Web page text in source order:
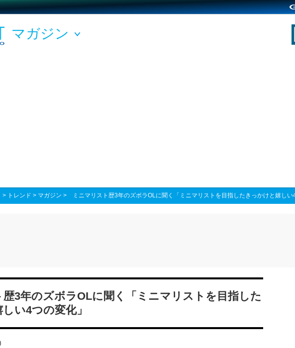
マガジン
> トレンド > マガジン > ミニマリスト歴3年のズボラOLに聞く「ミニマリストを目指したきっかけと嬉し
歴3年のズボラOLに聞く「ミニマリストを目指した
い4つの変化」